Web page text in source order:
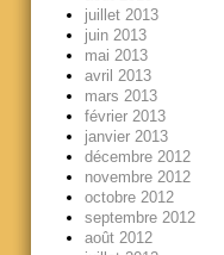
juillet 2013
juin 2013
mai 2013
avril 2013
mars 2013
février 2013
janvier 2013
décembre 2012
novembre 2012
octobre 2012
septembre 2012
août 2012